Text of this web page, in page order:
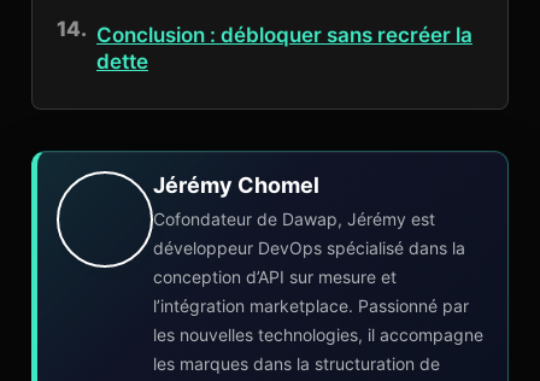
Conclusion : débloquer sans recréer la
dette
Jérémy Chomel
Cofondateur de Dawap, Jérémy est
développeur DevOps spécialisé dans la
conception d’API sur mesure et
l’intégration marketplace. Passionné par
les nouvelles technologies, il accompagne
les marques dans la structuration de